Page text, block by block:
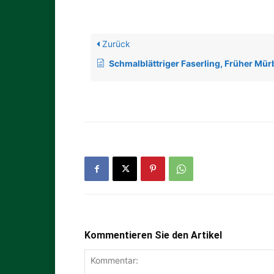
Zurück
Schmalblättriger Faserling, Früher
Kommentieren Sie den Artikel